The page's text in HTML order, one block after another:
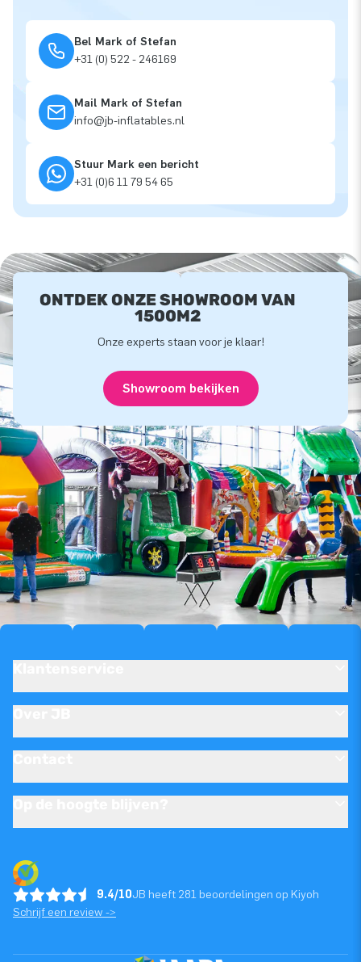
Bel Mark of Stefan
+31 (0) 522 - 246169
Mail Mark of Stefan
info@jb-inflatables.nl
Stuur Mark een bericht
+31 (0)6 11 79 54 65
ONTDEK ONZE SHOWROOM VAN
1500M2
Onze experts staan voor je klaar!
Showroom bekijken
9.4/10JB heeft 281 beoordelingen op Kiyoh
Schrijf een review ->